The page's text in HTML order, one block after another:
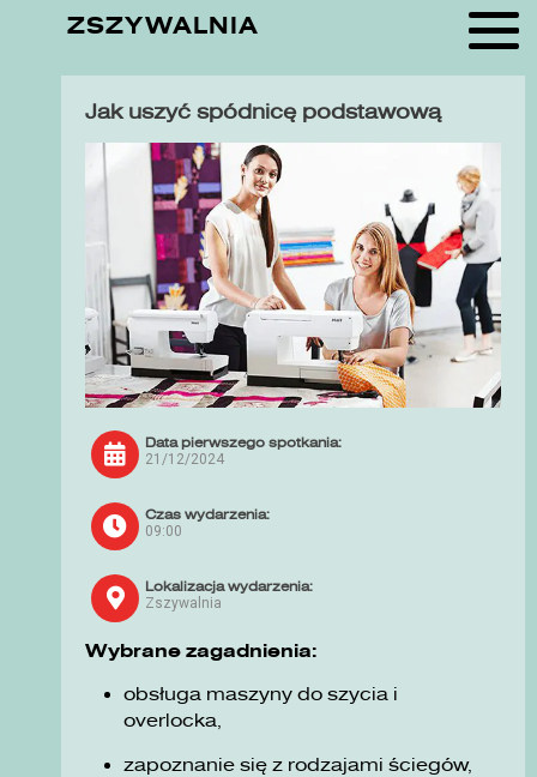
ZSZYWALNIA
Jak uszyć spódnicę podstawową
Data pierwszego spotkania:
21/12/2024
Czas wydarzenia:
09:00
Lokalizacja wydarzenia:
Zszywalnia
Wybrane zagadnienia:
obsługa maszyny do szycia i
overlocka,
zapoznanie się z rodzajami ściegów,